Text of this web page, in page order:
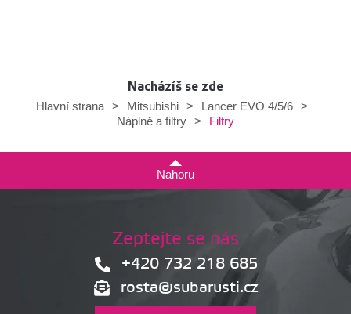
Nacházíš se zde
Hlavní strana
> Mitsubishi > Lancer EVO 4/5/6
>
Náplně a filtry > Filtry
Nahoru
Zeptejte se nás
+420 732 218 685
rosta@subarusti.cz